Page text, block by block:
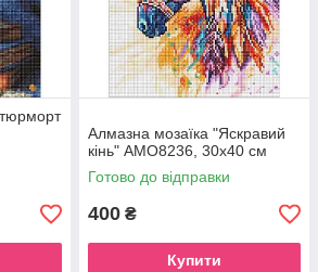
Алмазна мозаїка "Яскравий
кінь" AMO8236, 30х40 см
Готово до відправки
400 ₴
Купити